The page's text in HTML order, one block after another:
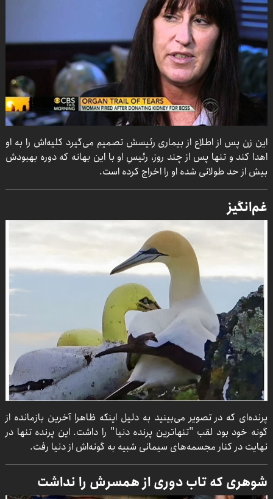
این زن پس از اطلاع از بیماری رئیسش تصمیم می‌گیرد کلیه‌اش را به او
اهدا کند و تنها پس از چند روز، رئیسِ او با این بهانه که دوره بهبودش
بیش از حد طولانی شده او را اخراج کرده است.
غم‌انگیز
پرنده‌ای که در تصویر می‌بینید به دلیل اینکه ظاهرا آخرین بازمانده از
گونه خود بود لقب "تنهاترین پرنده دنیا" را داشت. این پرنده تنها در
نهایت در کنار مجسمه‌های سیمانی شبیه به گونه‌اش از دنیا رفت.
شوهری که تاب دوری از همسرش را نداشت